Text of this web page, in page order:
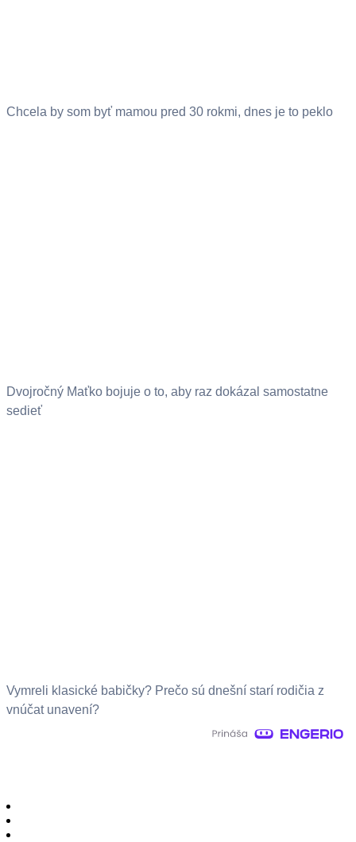
Chcela by som byť mamou pred 30 rokmi, dnes je to peklo
Dvojročný Maťko bojuje o to, aby raz dokázal samostatne
sedieť
Vymreli klasické babičky? Prečo sú dnešní starí rodičia z
vnúčat unavení?